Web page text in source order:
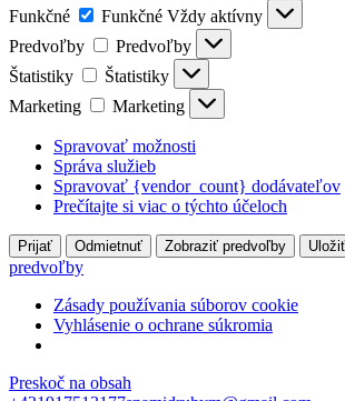
Funkčné
Funkčné Vždy aktívny
Predvoľby
Predvoľby
Štatistiky
Štatistiky
Marketing
Marketing
Spravovať možnosti
Správa služieb
Spravovať {vendor_count} dodávateľov
Prečítajte si viac o týchto účeloch
Prijať Odmietnuť Zobraziť predvoľby
predvoľby
Zásady používania súborov cookie
Vyhlásenie o ochrane súkromia
Preskoč na obsah